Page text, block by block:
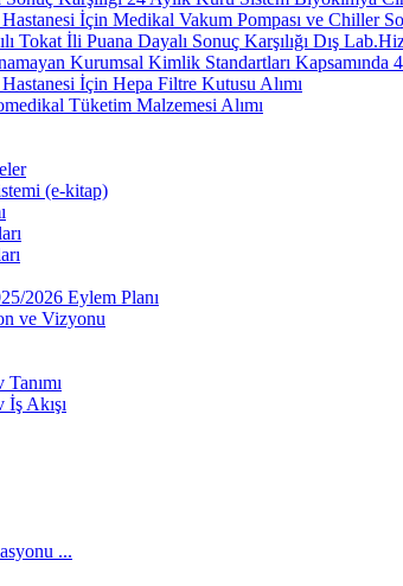
İçin Medikal Vakum Pompası ve Chiller
Tokat İli Puana Dayalı Sonuç Karşılığı Dış
Kurumsal Kimlik Standartları
İçin Hepa Filtre Kutusu Alımı
Tüketim Malzemesi Alımı
(e-kitap)
2026 Eylem Planı
ve Vizyonu
İş Akışı
...